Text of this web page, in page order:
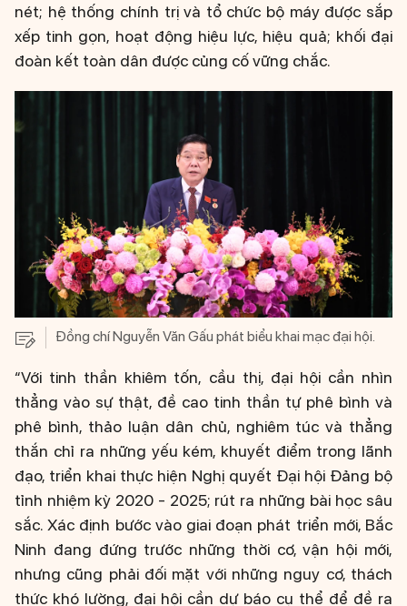
nét; hệ thống chính trị và tổ chức bộ máy được sắp
xếp tinh gọn, hoạt động hiệu lực, hiệu quả; khối đại
đoàn kết toàn dân được củng cố vững chắc.
Đồng chí Nguyễn Văn Gấu phát biểu khai mạc đại hội.
“Với tinh thần khiêm tốn, cầu thị, đại hội cần nhìn
thẳng vào sự thật, đề cao tinh thần tự phê bình và
phê bình, thảo luận dân chủ, nghiêm túc và thẳng
thắn chỉ ra những yếu kém, khuyết điểm trong lãnh
đạo, triển khai thực hiện Nghị quyết Đại hội Đảng bộ
tỉnh nhiệm kỳ 2020 - 2025; rút ra những bài học sâu
sắc. Xác định bước vào giai đoạn phát triển mới, Bắc
Ninh đang đứng trước những thời cơ, vận hội mới,
nhưng cũng phải đối mặt với những nguy cơ, thách
thức khó lường, đại hội cần dự báo cụ thể để đề ra